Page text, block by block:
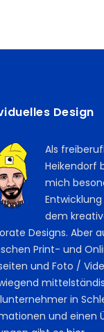
Design
Als
Heikendorf
mich
dem
Designs. Aber
Print- und
und Foto /
in
und einen